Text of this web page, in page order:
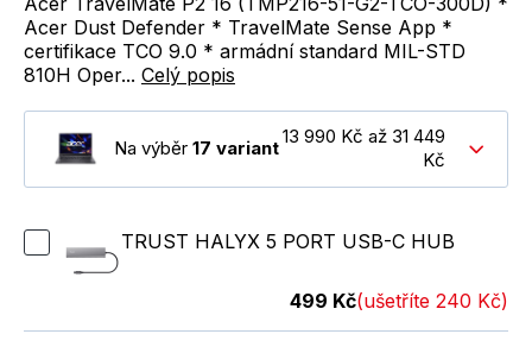
Acer Dust Defender * TravelMate Sense App *
certifikace TCO 9.0 * armádní standard MIL-STD
810H Oper... Celý popis
Na výběr 17 variant
13 990 Kč až 31 449
Kč
TRUST HALYX 5 PORT USB-C HUB
499 Kč(ušetříte 240 Kč)